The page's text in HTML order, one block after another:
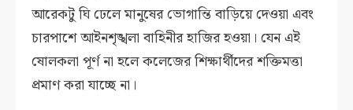
আরেকটু ঘি ঢেলে মানুষের ভোগান্তি বাড়িয়ে দেওয়া এবং
চারপাশে আইনশৃঙ্খলা বাহিনীর হাজির হওয়া। যেন এই
ষোলকলা পূর্ণ না হলে কলেজের শিক্ষার্থীদের শক্তিমত্তা
প্রমাণ করা যাচ্ছে না।